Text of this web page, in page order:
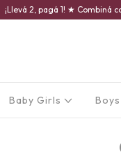
¡Llevá 2, pagá 1! ★ Combiná
Baby Girls Boys